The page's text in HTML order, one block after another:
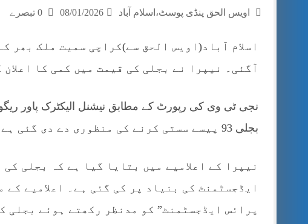
اویس الحق پنڈی پوسٹ،اسلام آباد 08/01/2026
اسلام آباد(اویس الحق سے)کراچی سمیت ملک بھر
آگئی۔ نیپرا نے بجلی کی قیمت میں کمی کا اعلان
نجی ٹی وی کی رپورٹ کے مطابق نیشنل الیکٹرک پاور
بجلی 93 پیسے سستی کرنے کی منظوری دے دی گئی ہے۔
نیپرا کے اعلامیے میں بتایا گیا ہے کہ بجلی
ایڈجسٹمنٹ کی بنیاد پر کی گئی ہے۔ اعلامیے کے
پرائس ایڈجسٹمنٹ” کو مدنظر رکھتے ہوئے بجلی